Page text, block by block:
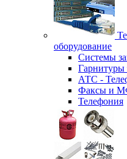
оборудование
Системы
Гарнитуры
АТС -
Факсы и
Телефония